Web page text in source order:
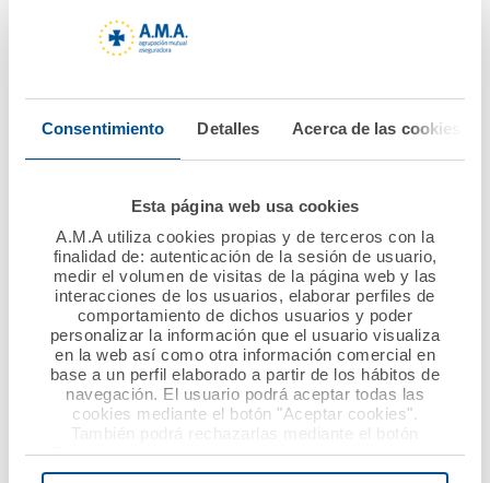
Consentimiento Detalles Acerca de las cookies
Esta página web usa cookies
A.M.A utiliza cookies propias y de terceros con la
finalidad de: autenticación de la sesión de usuario,
medir el volumen de visitas de la página web y las
interacciones de los usuarios, elaborar perfiles de
comportamiento de dichos usuarios y poder
personalizar la información que el usuario visualiza
en la web así como otra información comercial en
base a un perfil elaborado a partir de los hábitos de
navegación. El usuario podrá aceptar todas las
cookies mediante el botón "Aceptar cookies".
También podrá rechazarlas mediante el botón
"Rechazar", donde se rechazarán todas las cookies
menos las necesarias para permitir el acceso a los
06 junio 2022
recibe la Medalla de
Oro del Colegio de
multitudinario y
cargado de afecto
Ver noticia
Administración de
A.M.A. acepta la
personales, y se
solicita por
unanimidad el regreso
del Dr. Diego Murillo a
la presidencia
Ver noticia